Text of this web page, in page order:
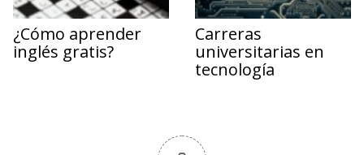
¿Cómo aprender
inglés gratis?
Carreras
universitarias en
tecnología